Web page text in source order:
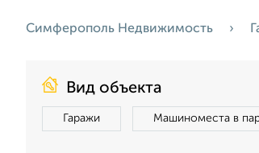
Симферополь Недвижимость
Вид объекта
Гаражи Машиноместа в